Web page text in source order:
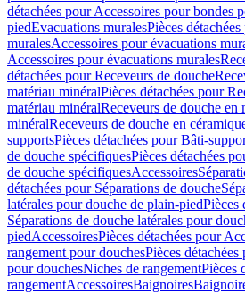
détachées pour Accessoires pour bondes
piedEvacuations muralesPièces
muralesAccessoires pour évacuations
Accessoires pour évacuations murales
détachées pour Receveurs de douche
matériau minéralPièces détachées pour
matériau minéralReceveurs de douche en
minéralReceveurs de douche en
supportsPièces détachées pour Bâti-
de douche spécifiquesPièces détachées
de douche spécifiquesAccessoires
détachées pour Séparations de douche
latérales pour douche de plain-piedPièces
Séparations de douche latérales pour
piedAccessoiresPièces détachées pour
rangement pour douchesPièces
pour douchesNiches de rangementPièces
rangementAccessoiresBaignoires